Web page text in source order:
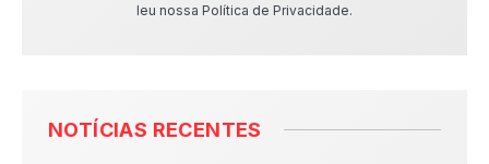
leu nossa Política de Privacidade.
NOTÍCIAS RECENTES